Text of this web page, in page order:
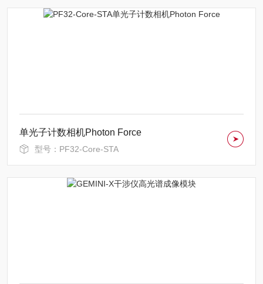
单光子计数相机Photon Force
型号：PF32-Core-STA